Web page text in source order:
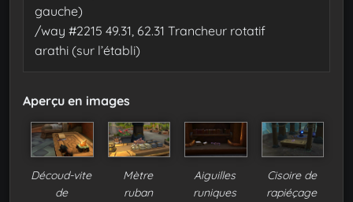
gauche)
/way #2215 49.31, 62.31 Trancheur rotatif
arathi (sur l’établi)
Aperçu en images
Découd-vite
de
Mètre
ruban
Aiguilles
runiques
Cisoire de
rapiéçage